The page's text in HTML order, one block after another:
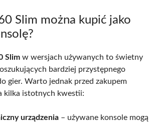
Slim można kupić jako
Slim w wersjach używanych to świetny
bardziej przystępnego
gier. Warto jednak przed zakupem
kilka istotnych kwestii:
urządzenia – używane konsole mogą